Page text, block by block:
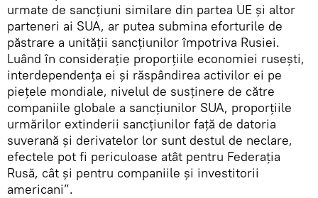
urmate de sancțiuni similare din partea UE și altor
parteneri ai SUA, ar putea submina eforturile de
păstrare a unității sancțiunilor împotriva Rusiei.
Luând în considerație proporțiile economiei rusești,
interdependența ei și răspândirea activilor ei pe
piețele mondiale, nivelul de susținere de către
companiile globale a sancțiunilor SUA, proporțiile
urmărilor extinderii sancțiunilor față de datoria
suverană și derivatelor lor sunt destul de neclare,
efectele pot fi periculoase atât pentru Federația
Rusă, cât și pentru companiile și investitorii
americani”.